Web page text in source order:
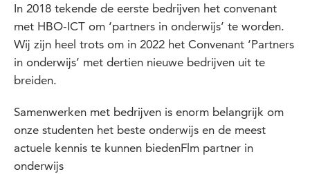
In 2018 tekende de eerste bedrijven het convenant
met HBO-ICT om ‘partners in onderwijs’ te worden.
Wij zijn heel trots om in 2022 het Convenant ‘Partners
in onderwijs’ met dertien nieuwe bedrijven uit te
breiden.
Samenwerken met bedrijven is enorm belangrijk om
onze studenten het beste onderwijs en de meest
actuele kennis te kunnen biedenFlm partner in
onderwijs